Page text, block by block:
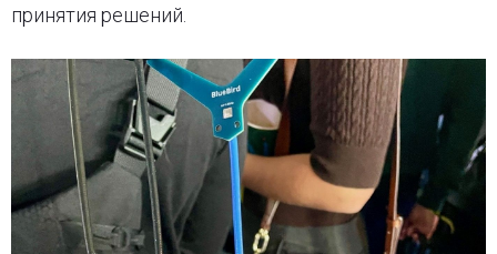
принятия решений.